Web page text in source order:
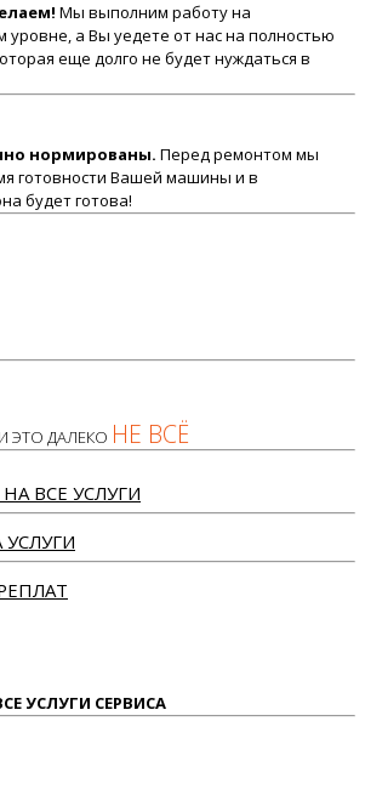
Мы выполним работу на
уровне, а Вы уедете от нас на полностью
еще долго не будет нуждаться в
нормированы. Перед ремонтом мы
готовности Вашей машины и в
будет готова!
И ЭТО ДАЛЕКО НЕ ВСЁ
ВСЕ УСЛУГИ
УСЛУГИ СЕРВИСА